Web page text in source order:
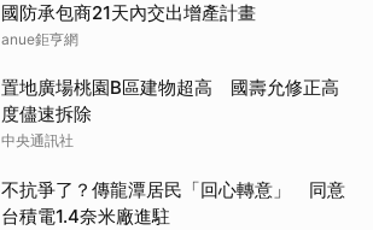
國防承包商21天內交出增產計畫
anue鉅亨網
置地廣場桃園B區建物超高 國壽允修正高
度儘速拆除
中央通訊社
不抗爭了？傳龍潭居民「回心轉意」 同意
台積電1.4奈米廠進駐